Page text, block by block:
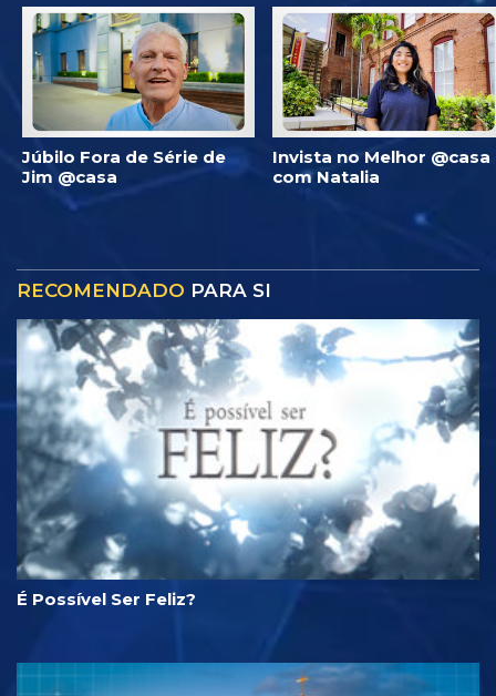
Júbilo Fora de Série de
Jim @casa
Invista no Melhor @casa
com Natalia
RECOMENDADO PARA SI
É Possível Ser Feliz?